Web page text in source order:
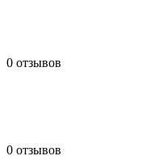
0 отзывов
0 отзывов